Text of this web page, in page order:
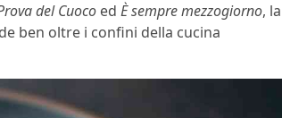
del Cuoco ed È sempre mezzogiorno, la
ben oltre i confini della cucina